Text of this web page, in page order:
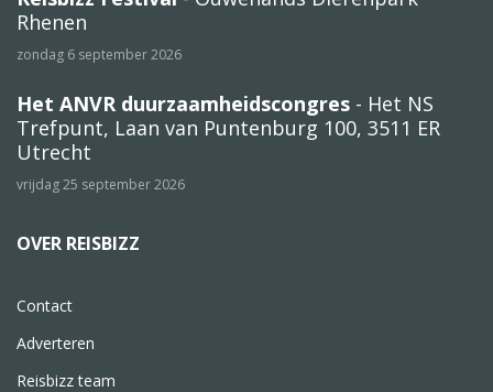
Rhenen
zondag 6 september 2026
Het ANVR duurzaamheidscongres - Het NS
Trefpunt, Laan van Puntenburg 100, 3511 ER
Utrecht
vrijdag 25 september 2026
OVER REISBIZZ
Contact
Adverteren
Reisbizz team